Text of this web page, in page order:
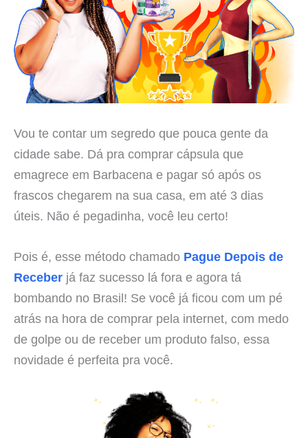
Vou te contar um segredo que pouca gente da
cidade sabe. Dá pra comprar cápsula que
emagrece em Barbacena e pagar só após os
frascos chegarem na sua casa, em até 3 dias
úteis. Não é pegadinha, você leu certo!
Pois é, esse método chamado Pague Depois de
Receber já faz sucesso lá fora e agora tá
bombando no Brasil! Se você já ficou com um pé
atrás na hora de comprar pela internet, com medo
de golpe ou de receber um produto falso, essa
novidade é perfeita pra você.